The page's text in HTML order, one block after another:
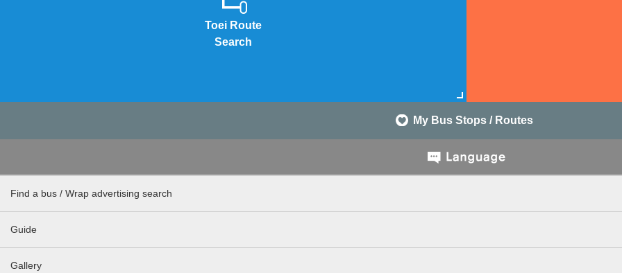
Toei Route
Search
My Bus Stops / Routes
Find a bus / Wrap advertising search
Guide
Gallery